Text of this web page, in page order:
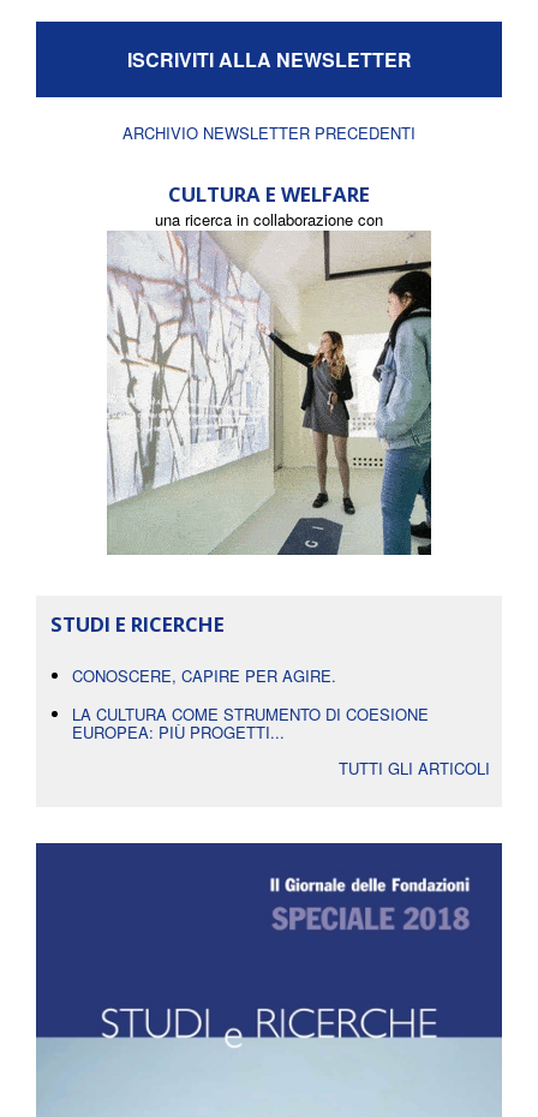
ISCRIVITI ALLA NEWSLETTER
ARCHIVIO NEWSLETTER PRECEDENTI
CULTURA E WELFARE
una ricerca in collaborazione con
STUDI E RICERCHE
CONOSCERE, CAPIRE PER AGIRE.
LA CULTURA COME STRUMENTO DI COESIONE
EUROPEA: PIÙ PROGETTI...
TUTTI GLI ARTICOLI